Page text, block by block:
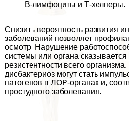
В-лимфоциты и Т-хелперы.
Снизить вероятность развития
заболеваний позволяет
осмотр. Нарушение
системы или органа сказывается
резистентности всего
дисбактериоз могут стать
патогенов в ЛОР-органах и,
простудного заболевания.